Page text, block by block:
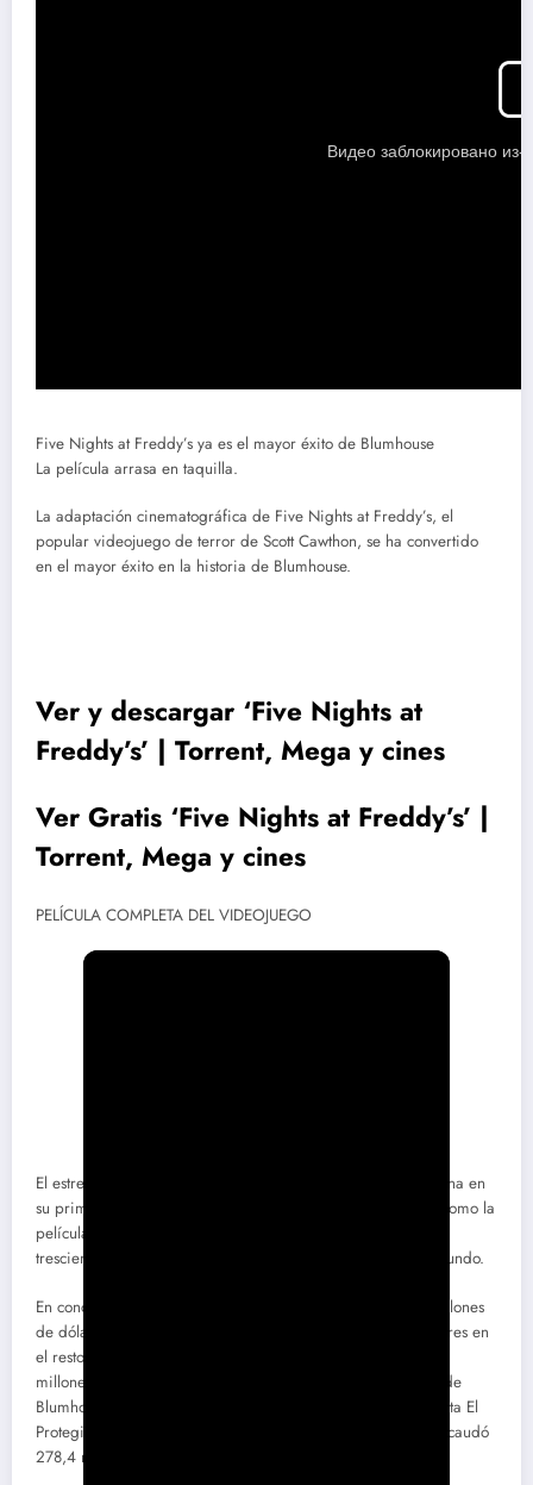
Five Nights at Freddy’s ya es el mayor éxito de Blumhouse
La película arrasa en taquilla.
La adaptación cinematográfica de Five Nights at Freddy’s, el
popular videojuego de terror de Scott Cawthon, se ha convertido
en el mayor éxito en la historia de Blumhouse.
Ver y descargar ‘Five Nights at
Freddy’s’ | Torrent, Mega y cines
Ver Gratis ‘Five Nights at Freddy’s’ |
Torrent, Mega y cines
PELÍCULA COMPLETA DEL VIDEOJUEGO
El estreno ya fue un récord para la productora norteamericana en
su primer fin de semana, pero ahora confirma su posición como la
película de mayor éxito de Blumhouse acercándose a los
trescientos millones de dólares de recaudación en todo el mundo.
En concreto, Five Nights at Freddy’s ha recaudado 136,2 millones
de dólares en Estados Unidos y otros 146,9 millones de dólares en
el resto del mundo, sumando una recaudación total de 283,1
millones de dólares. Hasta ahora el récord de recaudación de
Blumhouse lo tenía Split (Múltiple), secuela de la popular cinta El
Protegido (Unbreakable), de M. Night Shyamalan, la cual recaudó
278,4 millones de dólares en todo el mundo.